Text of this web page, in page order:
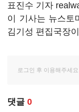
표진수 기자
이 기사는 뉴스토
김기성 편집국장
댓글 0